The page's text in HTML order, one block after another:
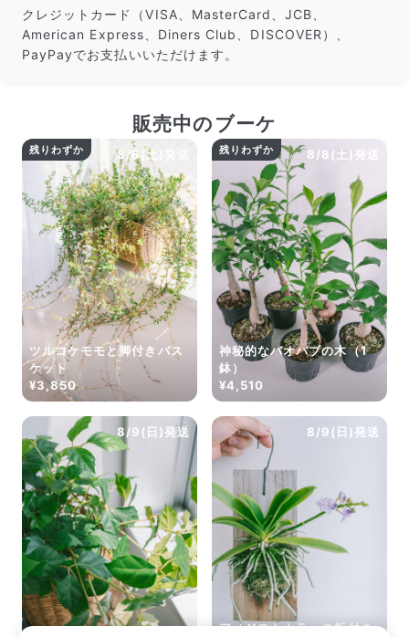
クレジットカード（VISA、MasterCard、JCB、
American Express、Diners Club、DISCOVER）、
PayPayでお支払いいただけます。
販売中のブーケ
8/8(土)発送
残りわずか
ツルコケモモと脚付きバス
ケット
¥3,850
8/8(土)発送
残りわずか
神秘的なバオバブの木（1
鉢）
¥4,510
8/9(日)発送 8/9(日)発送
アメジストカラーの板付き